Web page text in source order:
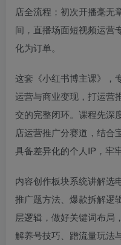
店全流程；初次开播毫无
间，直播场面短视频运营
化为订单。
这套《小红书博主课》，
运营与商业变现，打运营
交的完整闭环。课程先深
店运营推广分赛道，结合
具备差异化的个人IP，牢
内容创作板块系统讲解选
推广题方法、爆款拆解逻
层逻辑，做好关键词布局
解养号技巧、蹭流量玩法